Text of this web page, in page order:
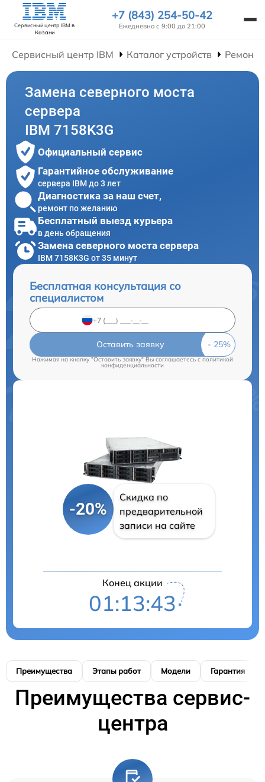
Сервисный центр IBM в
Казани
+7 (843) 254-50-42
Ежедневно с 9:00 до 21:00
Сервисный центр IBM Каталог устройств Ремонт
Замена северного моста
сервера
IBM 7158K3G
Официальный сервис
Гарантийное обслуживание
сервера IBM до 3 лет
Диагностика за наш счет,
ремонт по желанию
Бесплатный выезд курьера
в день обращения
Замена северного моста сервера
IBM 7158K3G от 35 минут
Бесплатная консультация со
специалистом
Оставить заявку
Нажимая на кнопку "Оставить заявку" Вы соглашаетесь c политикой
конфиденциальности
-20%
Скидка по
предварительной
записи на сайте
Конец акции
01:13:42
Преимущества Этапы работ Модели Гарантия
Преимущества сервис-
центра